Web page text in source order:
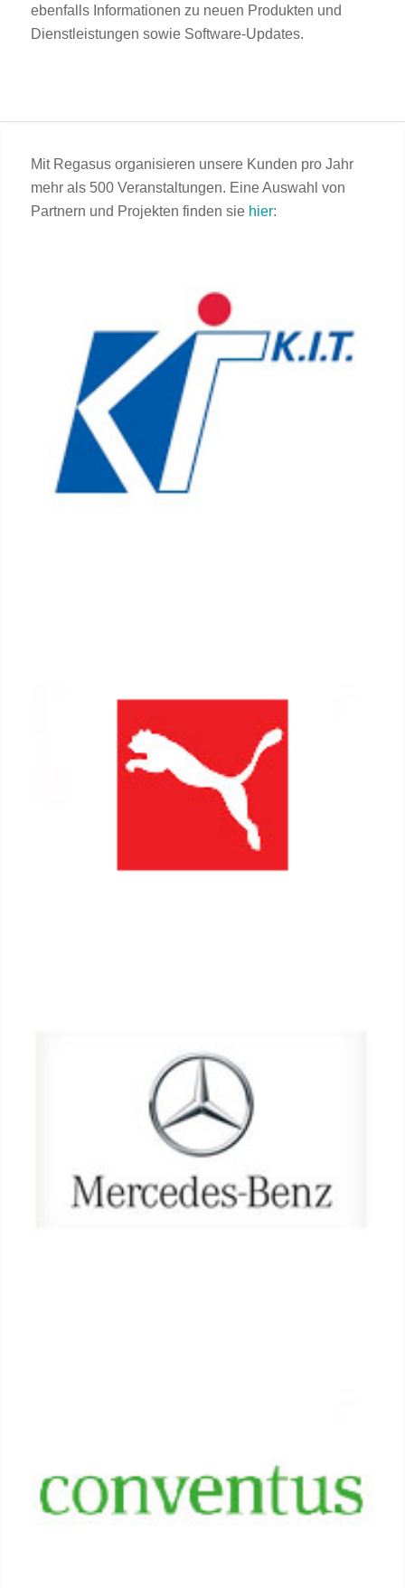
ebenfalls Informationen zu neuen Produkten und
Dienstleistungen sowie Software-Updates.
Mit Regasus organisieren unsere Kunden pro Jahr
mehr als 500 Veranstaltungen. Eine Auswahl von
Partnern und Projekten finden sie hier: